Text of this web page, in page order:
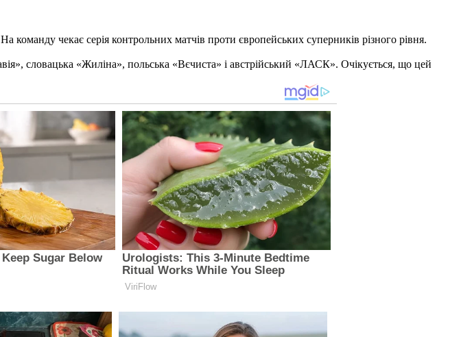
чекає серія контрольних матчів проти європейських суперників різного рівня.
словацька «Жиліна», польська «Вєчиста» і австрійський «ЛАСК». Очікується, що цей